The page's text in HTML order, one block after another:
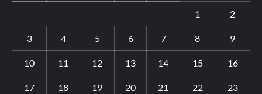
1 2
3 4 5 6 7 8 9
10 11 12 13 14 15 16
17 18 19 20 21 22 23